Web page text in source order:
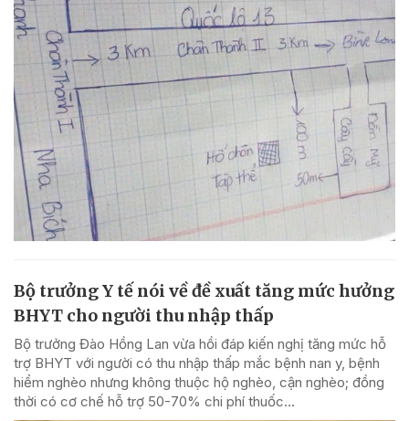
Bộ trưởng Y tế nói về đề xuất tăng mức hưởng
BHYT cho người thu nhập thấp
Bộ trưởng Đào Hồng Lan vừa hồi đáp kiến nghị tăng mức hỗ
trợ BHYT với người có thu nhập thấp mắc bệnh nan y, bệnh
hiểm nghèo nhưng không thuộc hộ nghèo, cận nghèo; đồng
thời có cơ chế hỗ trợ 50-70% chi phí thuốc...